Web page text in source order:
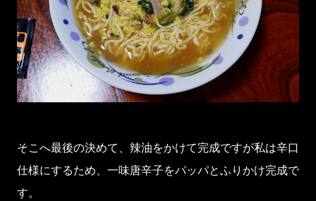
そこへ最後の決めて、辣油をかけて完成ですが私は辛口
仕様にするため、一味唐辛子をパッパとふりかけ完成で
す。